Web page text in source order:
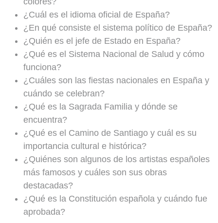
¿Cuál es el idioma oficial de España?
¿En qué consiste el sistema político de España?
¿Quién es el jefe de Estado en España?
¿Qué es el Sistema Nacional de Salud y cómo
funciona?
¿Cuáles son las fiestas nacionales en España y
cuándo se celebran?
¿Qué es la Sagrada Familia y dónde se
encuentra?
¿Qué es el Camino de Santiago y cuál es su
importancia cultural e histórica?
¿Quiénes son algunos de los artistas españoles
más famosos y cuáles son sus obras
destacadas?
¿Qué es la Constitución española y cuándo fue
aprobada?